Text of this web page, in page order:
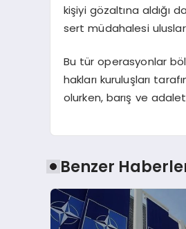
kişiyi gözaltına aldığı
sert müdahalesi
Bu tür operasyonlar
hakları kuruluşları
olurken, barış ve
Benzer